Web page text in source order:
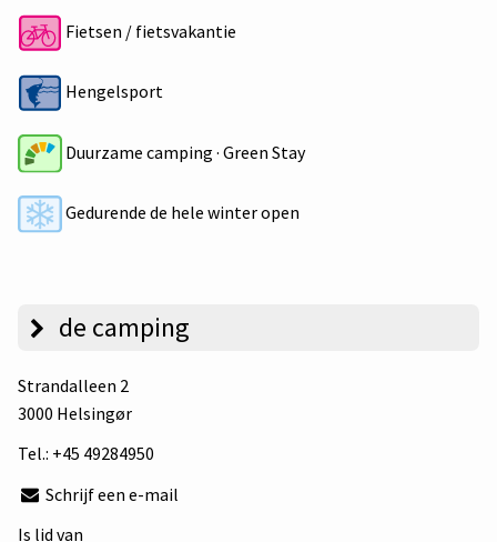
Fietsen / fietsvakantie
Hengelsport
Duurzame camping · Green Stay
Gedurende de hele winter open
de camping
Strandalleen 2
3000 Helsingør
Tel.: +45 49284950
Schrijf een e-mail
Is lid van